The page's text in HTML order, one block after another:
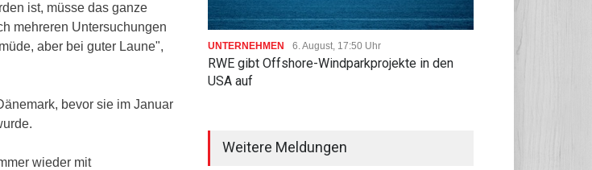
ist, müsse das ganze
mehreren Untersuchungen
aber bei guter Laune",
bevor sie im Januar
wieder mit
UNTERNEHMEN 6. August, 17:50 Uhr
RWE gibt Offshore-Windparkprojekte in den
USA auf
Weitere Meldungen